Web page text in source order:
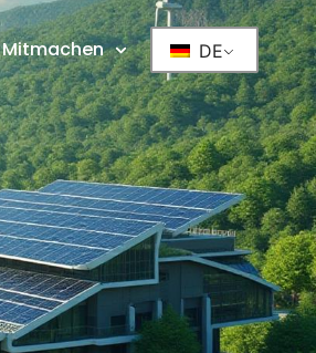
Mitmachen DE